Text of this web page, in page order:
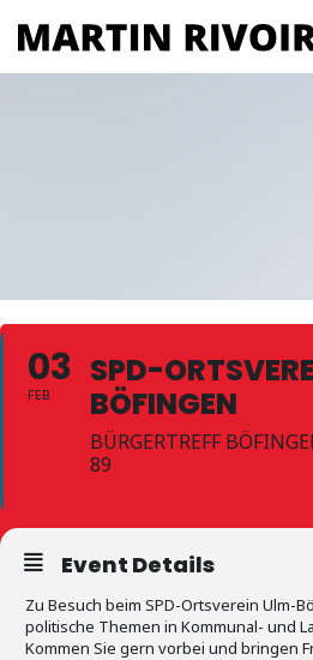
03
FEB
SPD-
BÖFINGEN
BÜRGERTREFF
89
Event Details
Zu Besuch beim SPD-Ortsverein Ulm-
politische Themen in Kommunal- und
Kommen Sie gern vorbei und bringen